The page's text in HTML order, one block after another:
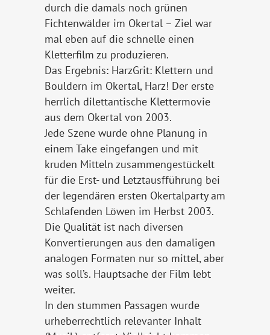
durch die damals noch grünen
Fichtenwälder im Okertal – Ziel war
mal eben auf die schnelle einen
Kletterfilm zu produzieren.
Das Ergebnis: HarzGrit: Klettern und
Bouldern im Okertal, Harz! Der erste
herrlich dilettantische Klettermovie
aus dem Okertal von 2003.
Jede Szene wurde ohne Planung in
einem Take eingefangen und mit
kruden Mitteln zusammengestückelt
für die Erst- und Letztausfführung bei
der legendären ersten Okertalparty am
Schlafenden Löwen im Herbst 2003.
Die Qualität ist nach diversen
Konvertierungen aus den damaligen
analogen Formaten nur so mittel, aber
was soll’s. Hauptsache der Film lebt
weiter.
In den stummen Passagen wurde
urheberrechtlich relevanter Inhalt